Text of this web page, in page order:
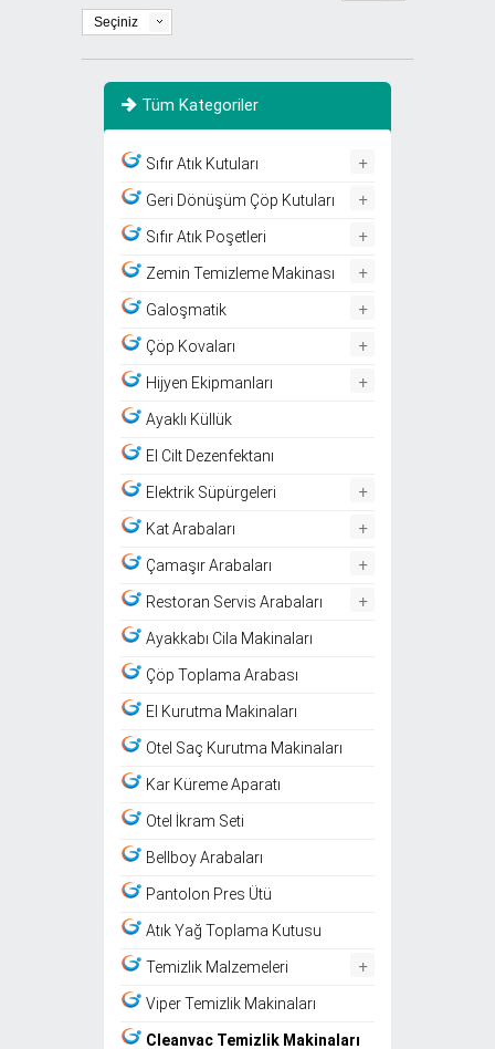
Seçiniz
Tüm Kategoriler
Sıfır Atık Kutuları +
Geri Dönüşüm Çöp Kutuları +
Sıfır Atık Poşetleri +
Zemin Temizleme Makinası +
Galoşmatik +
Çöp Kovaları +
Hijyen Ekipmanları +
Ayaklı Küllük
El Cilt Dezenfektanı
Elektrik Süpürgeleri +
Kat Arabaları +
Çamaşır Arabaları +
Restoran Servis Arabaları +
Ayakkabı Cila Makinaları
Çöp Toplama Arabası
El Kurutma Makinaları
Otel Saç Kurutma Makinaları
Kar Küreme Aparatı
Otel İkram Seti
Bellboy Arabaları
Pantolon Pres Ütü
Atık Yağ Toplama Kutusu
Temizlik Malzemeleri +
Viper Temizlik Makinaları
Cleanvac Temizlik Makinaları